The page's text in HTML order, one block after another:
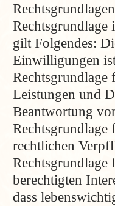
Rechtsgrundlage
gilt Folgendes:
Einwilligungen
Leistungen und
Beantwortung
rechtlichen
Rechtsgrundlage
berechtigten
dass